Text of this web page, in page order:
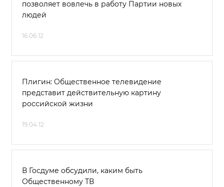
позволяет вовлечь в работу Партии новых
людей
16.06.12
Плигин: Общественное телевидение
представит действительную картину
российской жизни
19.04.12
В Госдуме обсудили, каким быть
Общественному ТВ